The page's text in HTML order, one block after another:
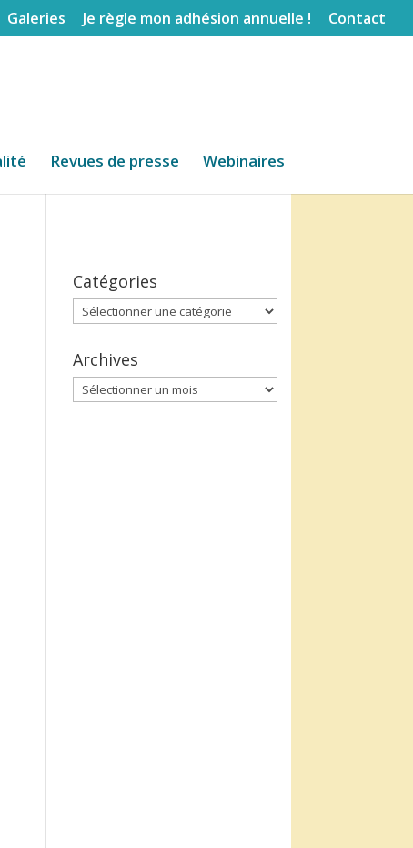
Galeries Je règle mon adhésion annuelle ! Contact
Revues de presse Webinaires
Catégories
Catégories
Archives
Archives